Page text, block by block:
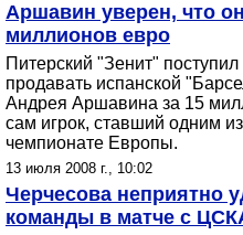
Аршавин уверен, что
миллионов евро
Питерский "Зенит"
продавать испанской
Андрея Аршавина за 15
сам игрок, ставший одним
чемпионате Европы.
13 июля 2008 г., 10:02
Черчесова неприятно
команды в матче с